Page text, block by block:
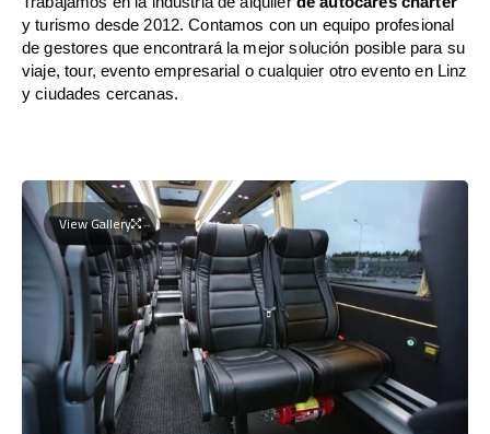
y turismo desde 2012. Contamos con un equipo profesional
de gestores que encontrará la mejor solución posible para su
viaje, tour, evento empresarial o cualquier otro evento en Linz
y ciudades cercanas.
View Gallery